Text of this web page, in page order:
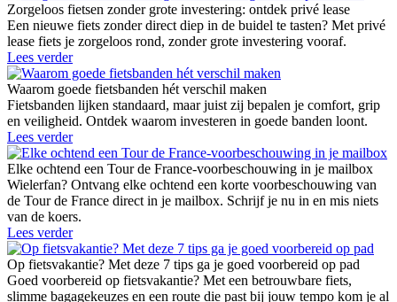
Zorgeloos fietsen zonder grote investering: ontdek privé lease
Een nieuwe fiets zonder direct diep in de buidel te tasten? Met privé
lease fiets je zorgeloos rond, zonder grote investering vooraf.
Lees verder
Waarom goede fietsbanden hét verschil maken
Fietsbanden lijken standaard, maar juist zij bepalen je comfort, grip
en veiligheid. Ontdek waarom investeren in goede banden loont.
Lees verder
Elke ochtend een Tour de France-voorbeschouwing in je mailbox
Wielerfan? Ontvang elke ochtend een korte voorbeschouwing van
de Tour de France direct in je mailbox. Schrijf je nu in en mis niets
van de koers.
Lees verder
Op fietsvakantie? Met deze 7 tips ga je goed voorbereid op pad
Goed voorbereid op fietsvakantie? Met een betrouwbare fiets,
slimme bagagekeuzes en een route die past bij jouw tempo kom je al